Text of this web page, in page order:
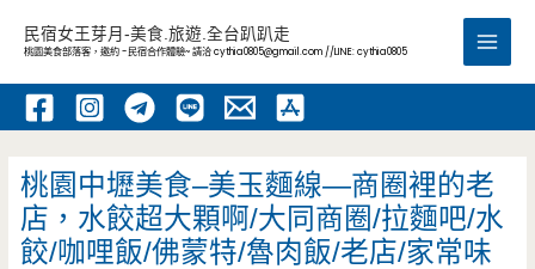
內
民宿女王芽月-美食.旅遊.全台趴趴走
桃園美食部落客，邀約 -民宿合作體驗~ 請洽cythia0805@gmail.com //LINE: cythia0805
Main
桃園中壢美食–美玉麵線—商圈裡的老
店，水餃超大顆啊/大同商圈/拉麵吧/水
餃/咖哩飯/佛蒙特/魯肉飯/老店/家常味